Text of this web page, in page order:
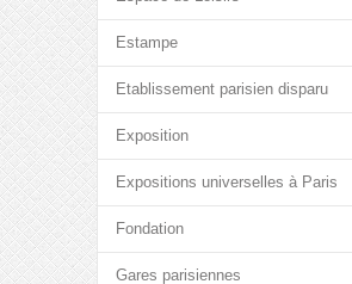
Estampe
Etablissement parisien disparu
Exposition
Expositions universelles à Paris
Fondation
Gares parisiennes